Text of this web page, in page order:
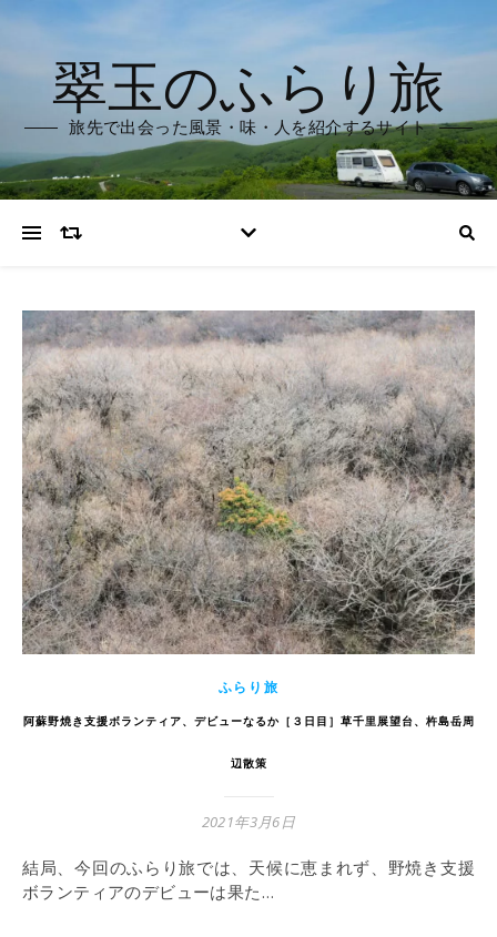
翠玉のふらり旅
旅先で出会った風景・味・人を紹介するサイト
ふらり旅
阿蘇野焼き支援ボランティア、デビューなるか［３日目］草千里展望台、杵島岳周
辺散策
2021年3月6日
結局、今回のふらり旅では、天候に恵まれず、野焼き支援
ボランティアのデビューは果た…